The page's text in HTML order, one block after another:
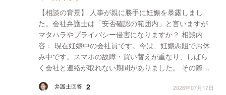
【相談の背景】 人事が親に勝手に妊娠を暴露しまし
た。会社弁護士は「安否確認の範囲内」と言いますが
マタハラやプライバシー侵害になりますか？ ​相談内
容： 現在妊娠中の会社員です。今は、妊娠悪阻でお休
み中です。スマホの故障・買い替えが重なり、しばら
く会社と連絡が取れない期間がありました。 ​その際、
ので...弁護士回答 2 2026年07月17日